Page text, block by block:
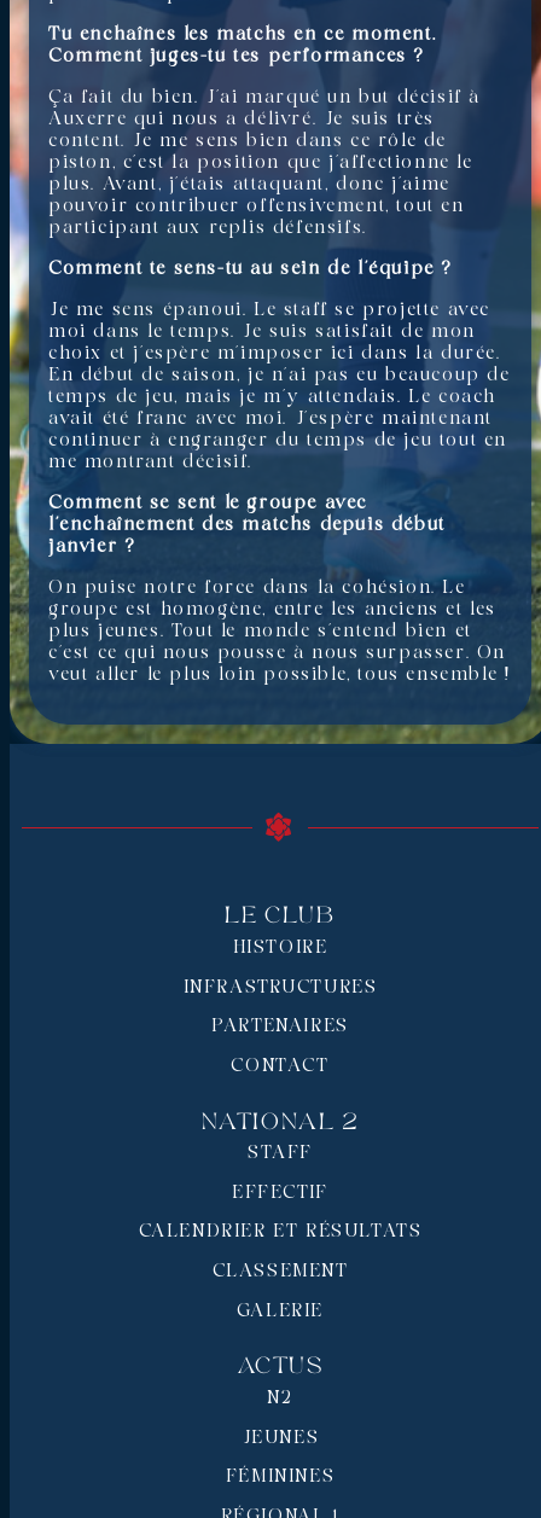
Tu enchaînes les matchs en ce moment.
Comment juges-tu tes performances ?
Ça fait du bien. J’ai marqué un but décisif à
Auxerre qui nous a délivré. Je suis très
content. Je me sens bien dans ce rôle de
piston, c’est la position que j’affectionne le
plus. Avant, j’étais attaquant, donc j’aime
pouvoir contribuer offensivement, tout en
participant aux replis défensifs.
Comment te sens-tu au sein de l’équipe ?
Je me sens épanoui. Le staff se projette avec
moi dans le temps. Je suis satisfait de mon
choix et j’espère m’imposer ici dans la durée.
En début de saison, je n’ai pas eu beaucoup de
temps de jeu, mais je m’y attendais. Le coach
avait été franc avec moi. J’espère maintenant
continuer à engranger du temps de jeu tout en
me montrant décisif.
Comment se sent le groupe avec
l’enchaînement des matchs depuis début
janvier ?
On puise notre force dans la cohésion. Le
groupe est homogène, entre les anciens et les
plus jeunes. Tout le monde s’entend bien et
c’est ce qui nous pousse à nous surpasser. On
veut aller le plus loin possible, tous ensemble !
Le Club
HISTOIRE
INFRASTRUCTURES
PARTENAIRES
CONTACT
National 2
STAFF
EFFECTIF
CALENDRIER ET RÉSULTATS
CLASSEMENT
GALERIE
Actus
N2
JEUNES
FÉMININES